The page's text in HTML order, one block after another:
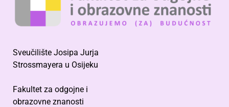
Sveučilište Josipa Jurja
Strossmayera u Osijeku
Fakultet za odgojne i
obrazovne znanosti